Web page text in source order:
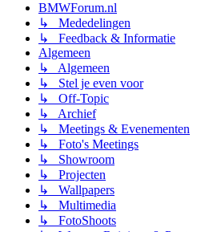
BMWForum.nl
↳ Mededelingen
↳ Feedback & Informatie
Algemeen
↳ Algemeen
↳ Stel je even voor
↳ Off-Topic
↳ Archief
↳ Meetings & Evenementen
↳ Foto's Meetings
↳ Showroom
↳ Projecten
↳ Wallpapers
↳ Multimedia
↳ FotoShoots